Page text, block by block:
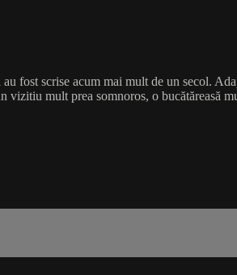
fost scrise acum mai mult de un secol.
mult prea somnoros, o bucătăreasă